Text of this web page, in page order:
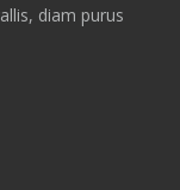
diam purus